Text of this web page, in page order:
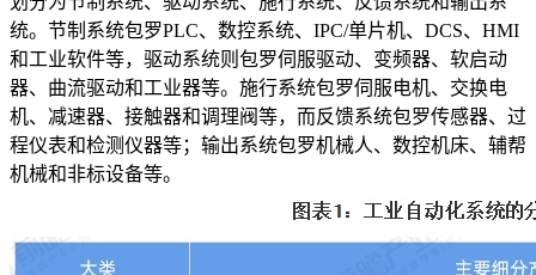
统。节制系统包罗PLC、数控系统、IPC/单片机、DCS、HMI
和工业软件等，驱动系统则包罗伺服驱动、变频器、软启动
器、曲流驱动和工业器等。施行系统包罗伺服电机、交换电
机、减速器、接触器和调理阀等，而反馈系统包罗传感器、过
程仪表和检测仪器等；输出系统包罗机械人、数控机床、辅帮
机械和非标设备等。